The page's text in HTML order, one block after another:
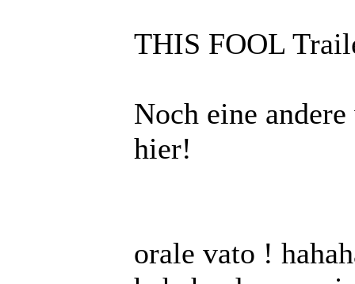
THIS FOOL
Noch eine
hier!
orale vato !